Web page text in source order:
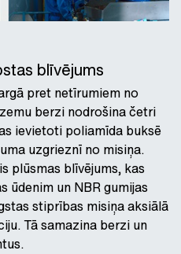
blīvējums
pret netīrumiem no
berzi nodrošina četri
ievietoti poliamīda buksē
uzgrieznī no misiņa.
plūsmas blīvējums, kas
ūdenim un NBR gumijas
stiprības misiņa aksiālā
Tā samazina berzi un